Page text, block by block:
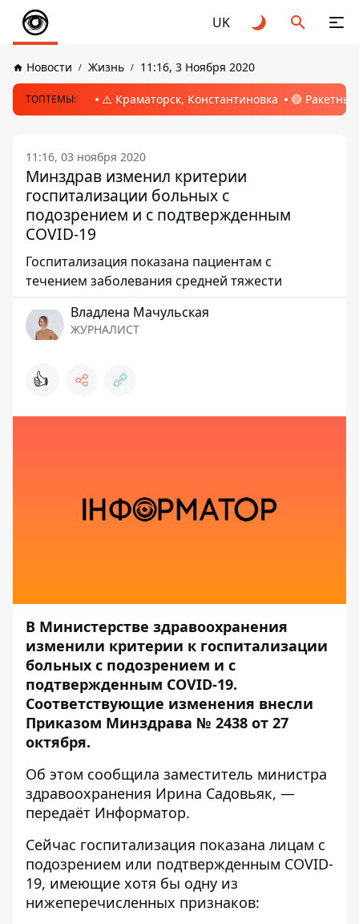
UK
Новости Жизнь 11:16, 3 Ноября 2020
ТОПТЕМЫ: ⚠️ Краматорск, Константиновка 🔴
11:16, 03 ноября 2020
Минздрав изменил критерии
госпитализации больных с
подозрением и с подтвержденным
COVID-19
Госпитализация показана пациентам с
течением заболевания средней тяжести
Владлена Мачульская
ЖУРНАЛИСТ
👍
В Министерстве здравоохранения
изменили критерии к госпитализации
больных с подозрением и с
подтвержденным COVID-19.
Соответствующие изменения внесли
Приказом Минздрава № 2438 от 27
октября.
Об этом сообщила заместитель министра
здравоохранения Ирина Садовьяк, —
передаёт Информатор.
Сейчас госпитализация показана лицам с
подозрением или подтвержденным COVID-
19, имеющие хотя бы одну из
нижеперечисленных признаков: